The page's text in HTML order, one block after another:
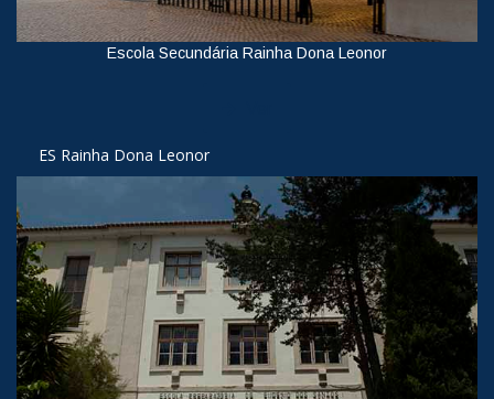
Escola Secundária Rainha Dona Leonor
ES Rainha Dona Leonor